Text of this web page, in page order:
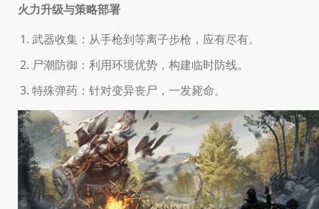
火力升级与策略部署
武器收集：从手枪到等离子步枪，应有尽有。
尸潮防御：利用环境优势，构建临时防线。
特殊弹药：针对变异丧尸，一发毙命。